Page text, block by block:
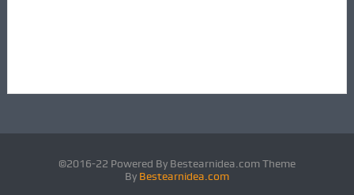
©2016-22 Powered By Bestearnidea.com Theme
By Bestearnidea.com